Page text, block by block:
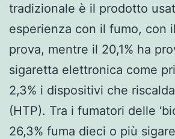
tradizionale è il prodotto
esperienza con il fumo, con
prova, mentre il 20,1% ha
sigaretta elettronica come
2,3% i dispositivi che
(HTP). Tra i fumatori delle
26,3% fuma dieci o più